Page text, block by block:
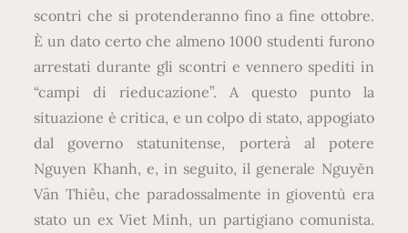
scontri che si protenderanno fino a fine ottobre.
È un dato certo che almeno 1000 studenti furono
arrestati durante gli scontri e vennero spediti in
“campi di rieducazione”. A questo punto la
situazione è critica, e un colpo di stato, appogiato
dal governo statunitense, porterà al potere
Nguyen Khanh, e, in seguito, il generale Nguyĕn
Vān Thiêu, che paradossalmente in gioventù era
stato un ex Viet Minh, un partigiano comunista.